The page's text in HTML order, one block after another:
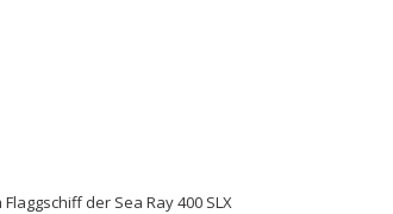
der Sea Ray 400 SLX